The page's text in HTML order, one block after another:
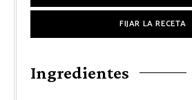
FIJAR LA RECETA
Ingredientes